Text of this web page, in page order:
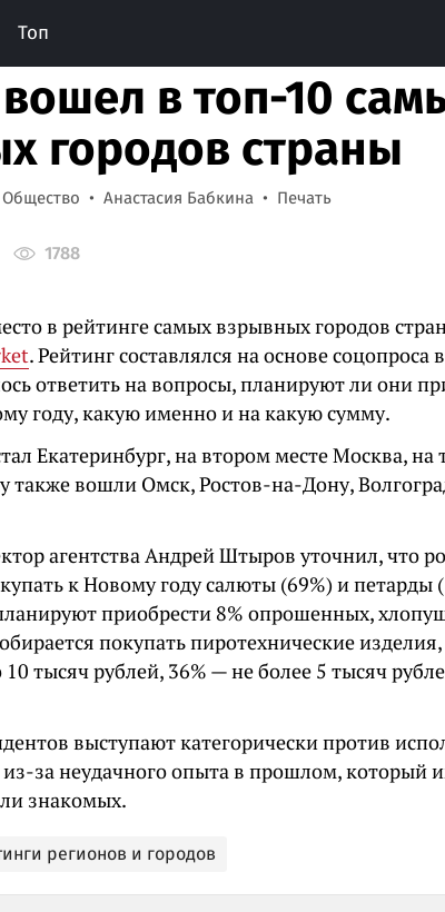
Топ
в топ-10
городов страны
Общество Анастасия Бабкина Печать
1788
в рейтинге самых взрывных городов
. Рейтинг составлялся на основе соцопроса
ответить на вопросы, планируют ли они
году, какую именно и на какую сумму.
Екатеринбург, на втором месте Москва, на
также вошли Омск, Ростов-на-Дону,
агентства Андрей Штыров уточнил, что
к Новому году салюты (69%) и петарды
приобрести 8% опрошенных,
покупать пиротехнические
тысяч рублей, 36% — не более 5 тысяч
выступают категорически против
за неудачного опыта в прошлом, который
знакомых.
регионов и городов